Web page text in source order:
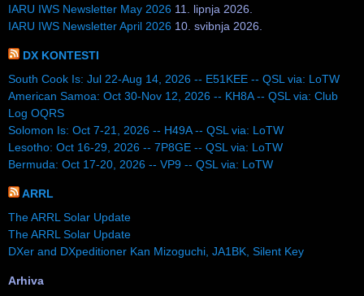
IARU IWS Newsletter May 2026 11. lipnja 2026.
IARU IWS Newsletter April 2026 10. svibnja 2026.
DX KONTESTI
South Cook Is: Jul 22-Aug 14, 2026 -- E51KEE -- QSL via: LoTW
American Samoa: Oct 30-Nov 12, 2026 -- KH8A -- QSL via: Club
Log OQRS
Solomon Is: Oct 7-21, 2026 -- H49A -- QSL via: LoTW
Lesotho: Oct 16-29, 2026 -- 7P8GE -- QSL via: LoTW
Bermuda: Oct 17-20, 2026 -- VP9 -- QSL via: LoTW
ARRL
The ARRL Solar Update
The ARRL Solar Update
DXer and DXpeditioner Kan Mizoguchi, JA1BK, Silent Key
Arhiva